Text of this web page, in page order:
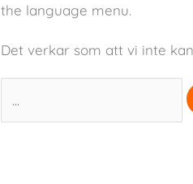
the language menu.
Det verkar som att vi inte
efter: